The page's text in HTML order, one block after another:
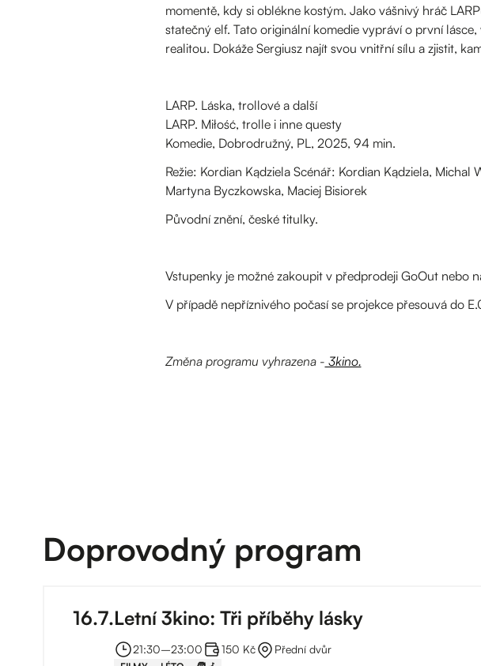
momentě, kdy si oblékne kostým. Jako vášnivý hráč
statečný elf. Tato originální komedie vypráví o první
realitou. Dokáže Sergiusz najít svou vnitřní sílu a zjistit,
LARP. Láska, trollové a další
LARP. Miłość, trolle i inne questy
Komedie, Dobrodružný, PL, 2025, 94 min.
Režie: Kordian Kądziela Scénář: Kordian Kądziela,
Martyna Byczkowska, Maciej Bisiorek
Původní znění, české titulky.
Vstupenky je možné zakoupit v předprodeji GoOut nebo
V případě nepříznivého počasí se projekce přesouvá do
Změna programu vyhrazena - 3kino.
Doprovodný program
16.7.Letní 3kino: Tři příběhy lásky
21:30–⁠23:00 150 Kč Přední dvůr